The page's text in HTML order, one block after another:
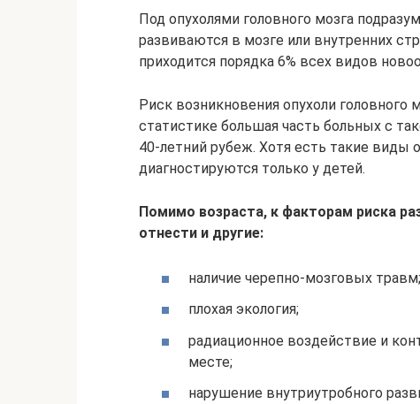
Под опухолями головного мозга
развиваются в мозге или внутренних
приходится порядка 6% всех видов
Риск возникновения опухоли головного
статистике большая часть больных с
40-летний рубеж. Хотя есть такие виды
диагностируются только у детей.
Помимо возраста, к факторам риска
отнести и другие:
наличие черепно-мозговых травм;
плохая экология;
радиационное воздействие и
месте;
нарушение внутриутробного